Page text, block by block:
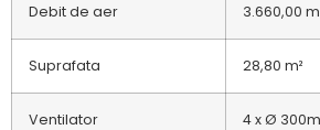
Debit de aer 3.660,00
Suprafata 28,80 m²
Ventilator 4 x Ø